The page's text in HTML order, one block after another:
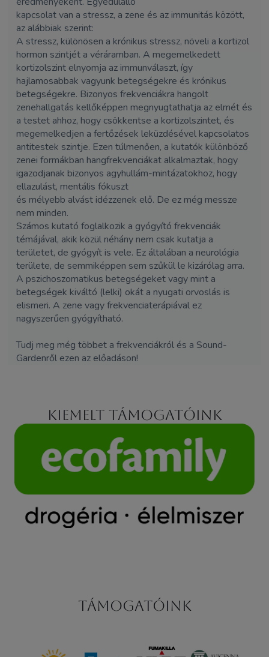
kapcsolat van a stressz, a zene és az immunitás között,
az alábbiak szerint:
A stressz, különösen a krónikus stressz, növeli a kortizol
hormon szintjét a véráramban. A megemelkedett
kortizolszint elnyomja az immunválaszt, így
hajlamosabbak vagyunk betegségekre és krónikus
betegségekre. Bizonyos frekvenciákra hangolt
zenehallgatás kellőképpen megnyugtathatja az elmét és
a testet ahhoz, hogy csökkentse a kortizolszintet, és
megemelkedjen a fertőzések leküzdésével kapcsolatos
antitestek szintje. Ezen túlmenően, a kutatók különböző
zenei formákban hangfrekvenciákat alkalmaztak, hogy
igazodjanak bizonyos agyhullám-mintázatokhoz, hogy
ellazulást, mentális fókuszt
és mélyebb alvást idézzenek elő. De ez még messze
nem minden.
Számos kutató foglalkozik a gyógyító frekvenciák
témájával, akik közül néhány nem csak kutatja a
területet, de gyógyít is vele. Ez általában a neurológia
területe, de semmiképpen sem szűkül le kizárólag arra.
A pszichoszomatikus betegségeket vagy mint a
betegségek kiváltó (lelki) okát a nyugati orvoslás is
elismeri. A zene vagy frekvenciaterápiával ez
nagyszerűen gyógyítható.
Tudj meg még többet a frekvenciákról és a Sound-
Gardenről ezen az előadáson!
Kiemelt támogatóink
Támogatóink